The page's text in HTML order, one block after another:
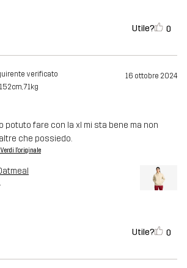
Utile? 0
verificato 16 ottobre 2024
152cm, 71kg
potuto fare con la xl mi sta bene ma non
che possiedo.
Verdi l'originale
Utile? 0